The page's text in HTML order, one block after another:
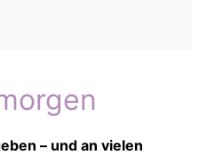
– und an vielen